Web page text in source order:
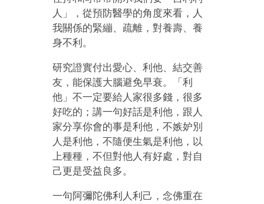
人」，從預防醫學的角度來看，人
我關係的緊繃、疏離，對養壽、養
身不利。
研究證實付出愛心、利他、結交善
友，能保護大腦避免早衰。「利
他」不一定要給人家很多錢，很多
好吃的；講一句好話是利他，跟人
家分享你會的事是利他，不嫉妒別
人是利他，不隨便生氣是利他，以
上種種，不但對他人有好處，對自
己更是受益良多。
一句阿彌陀佛利人利己，念佛重在